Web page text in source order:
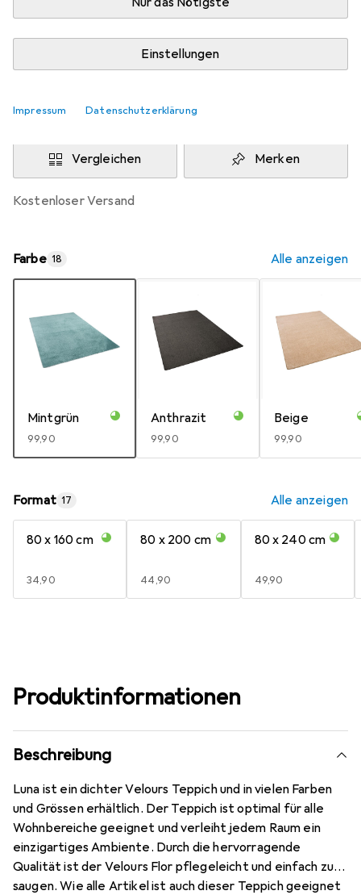
Einstellungen
Impressum Datenschutzerklärung
Lieferort angeben für genaue Lieferzeit
teppichversand24DE
In den Warenkorb
Vergleichen Merken
kostenloser Versand
Farbe 18 Alle anzeigen
Mintgrün
EUR
99,90
Anthrazit
EUR
99,90
Beige
EUR
99,90
Format 17 Alle anzeigen
80 x 160 cm
EUR
34,90
80 x 200 cm
EUR
44,90
80 x 240 cm
EUR
49,90
Produktinformationen
Beschreibung
Luna ist ein dichter Velours Teppich und in vielen Farben
und Grössen erhältlich. Der Teppich ist optimal für alle
Wohnbereiche geeignet und verleiht jedem Raum ein
einzigartiges Ambiente. Durch die hervorragende
Qualität ist der Velours Flor pflegeleicht und einfach zu
saugen. Wie alle Artikel ist auch dieser Teppich geeignet